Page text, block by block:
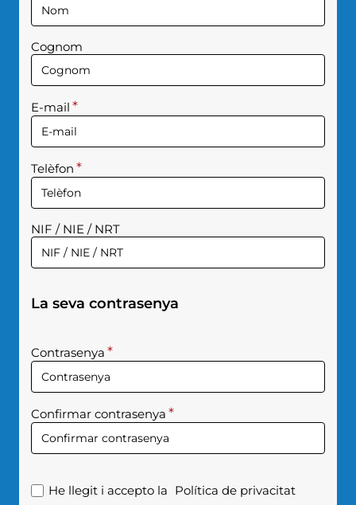
PERSONALS
Cognom
E-mail
Telèfon
NIF / NIE / NRT
La seva contrasenya
LA
SEVA
CONTRASENYA
Contrasenya
Confirmar contrasenya
He llegit i accepto la Política de privacitat